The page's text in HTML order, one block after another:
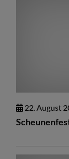
22.August